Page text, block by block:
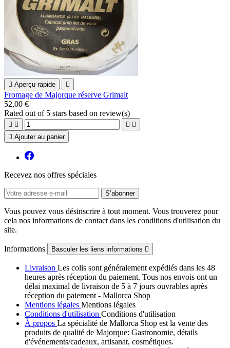
 Aperçu rapide 
Fromage de Majorque réserve Grimalt
52,00 €
Rated out of 5 stars based on review(s)
   
 Ajouter au panier
Recevez nos offres spéciales
Vous pouvez vous désinscrire à tout moment. Vous trouverez pour
cela nos informations de contact dans les conditions d'utilisation du
site.
Informations Basculer les liens informations 
Livraison Les colis sont généralement expédiés dans les 48
heures après réception du paiement. Tous nos envois ont un
délai maximal de livraison de 5 à 7 jours ouvrables après
réception du paiement - Mallorca Shop
Mentions légales Mentions légales
Conditions d'utilisation Conditions d'utilisation
À propos La spécialité de Mallorca Shop est la vente des
produits de qualité de Majorque: Gastronomie, détails
d'événements/cadeaux, artisanat, cosmétiques.